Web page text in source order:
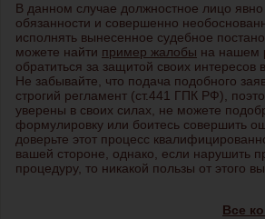
В данном случае должностное лицо явно
обязанности и совершенно
исполнять вынесенное судебное
можете найти пример жалобы на нашем
обратиться за защитой своих интересов
Не забывайте, что подача подобного
строгий регламент (ст.441 ГПК РФ),
уверены в своих силах, не можете
формулировку или боитесь совершить
доверьте этот процесс
вашей стороне, однако, если нарушить
процедуру, то никакой пользы от этого
Все